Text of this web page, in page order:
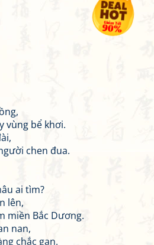
vùng bể khơi.
chen đua.
ai tìm?
lên,
miền Bắc Dương.
nan,
chắc gan.